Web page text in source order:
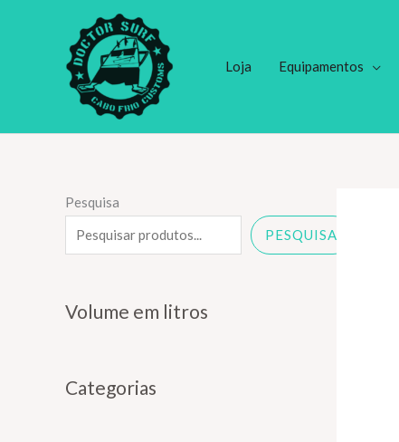
Loja Equipamentos
Pesquisa
PESQUISA
Volume em litros
Categorias